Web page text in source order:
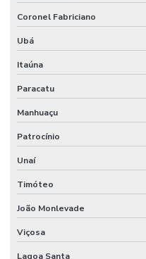
Coronel Fabriciano
Ubá
Itaúna
Paracatu
Manhuaçu
Patrocínio
Unaí
Timóteo
João Monlevade
Viçosa
Lagoa Santa